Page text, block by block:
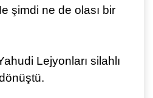
şimdi ne de olası bir
Lejyonları silahlı